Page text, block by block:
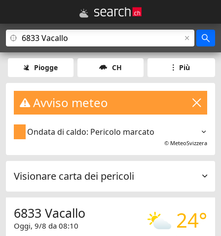
Piogge CH Più
Avviso meteo
Ondata di caldo: Pericolo marcato
© MeteoSvizzera
Visionare carta dei pericoli
24°
6833 Vacallo
Oggi, 9/8 da 08:10